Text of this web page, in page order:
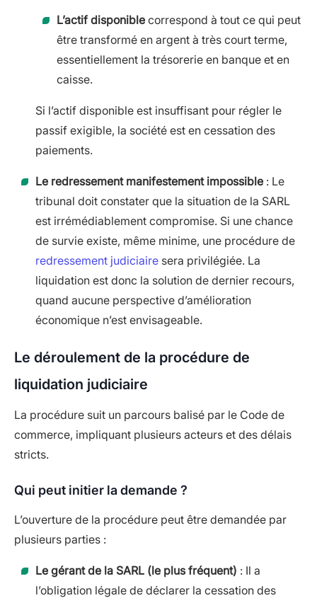
L’actif disponible correspond à tout ce qui peut
être transformé en argent à très court terme,
essentiellement la trésorerie en banque et en
caisse.
Si l’actif disponible est insuffisant pour régler le
passif exigible, la société est en cessation des
paiements.
Le redressement manifestement impossible : Le
tribunal doit constater que la situation de la SARL
est irrémédiablement compromise. Si une chance
de survie existe, même minime, une procédure de
redressement judiciaire sera privilégiée. La
liquidation est donc la solution de dernier recours,
quand aucune perspective d’amélioration
économique n’est envisageable.
Le déroulement de la procédure de
liquidation judiciaire
La procédure suit un parcours balisé par le Code de
commerce, impliquant plusieurs acteurs et des délais
stricts.
Qui peut initier la demande ?
L’ouverture de la procédure peut être demandée par
plusieurs parties :
Le gérant de la SARL (le plus fréquent) : Il a
l’obligation légale de déclarer la cessation des